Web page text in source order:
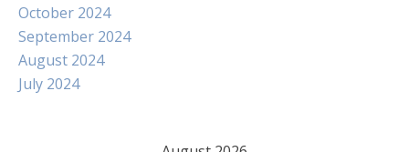
October 2024
September 2024
August 2024
July 2024